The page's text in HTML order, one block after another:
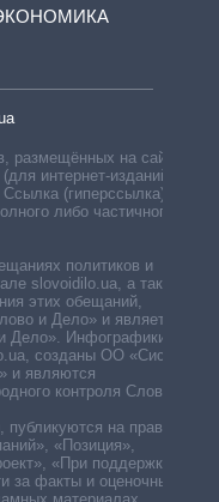
размещённых на сайте,
интернет-изданий —
(гиперссылка)
либо частичного
политиков и
slovoidilo.ua, а также
этих обещаний,
и Дело» и является
Инфографики,
созданы ОО «Система
и являются
контроля Слово и
на правах
«Позиция»,
«При поддержке».
за факты и оценочные